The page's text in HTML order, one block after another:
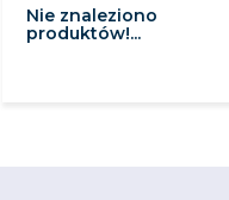
Nie znaleziono
produktów!...